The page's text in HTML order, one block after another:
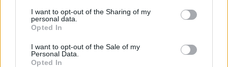
I want to opt-out of the Sharing of my
personal data.
Opted In
I want to opt-out of the Sale of my
Personal Data.
Opted In